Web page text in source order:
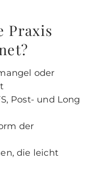
Praxis
oder
Post- und Long
der
die leicht